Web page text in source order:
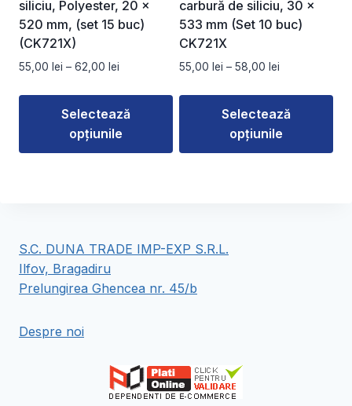
pagina
produsului.
pagina
produsului.
siliciu, Polyester, 20 x
520 mm, (set 15 buc)
(CK721X)
55,00 lei – 62,00 lei
prețuri:
55,00 lei
până
Selectează
opțiunile
variații.
Opțiunile
pot
alese
carbură de siliciu, 30 x
533 mm (Set 10 buc)
CK721X
55,00 lei – 58,00 lei
prețuri:
55,00 lei
până
Selectează
opțiunile
variații.
pot
pagina
produsului.
S.C. DUNA TRADE IMP-EXP S.R.L.
Ilfov, Bragadiru
Prelungirea Ghencea nr. 45/b
Despre noi